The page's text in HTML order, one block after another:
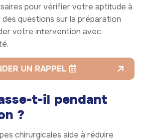
pour vérifier votre aptitude à
des questions sur la préparation
votre intervention avec
UN RAPPEL
t-il pendant
?
chirurgicales aide à réduire